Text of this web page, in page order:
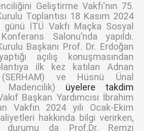
Geliştirme Vakfı'nın 75.
Toplantısı 18 Kasım 2024
günü İTÜ Vakfı Maçka Sosyal
Salonu’nda yapıldı.
Başkanı Prof. Dr. Erdoğan
açılış konuşmasından
ilk kez katılan Adnan
ve Hüsnü Ünal
Madencilik) üyelere takdim
Başkan Yardımcısı İbrahim
Vakfın 2024 yılı Ocak-Ekim
hakkında bilgi verirken,
durumu da Prof.Dr. Remzi